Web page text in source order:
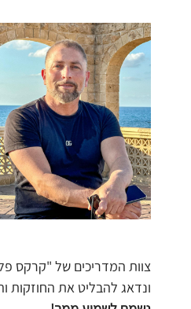
צוות המדריכים של "קרקס
ונדאג להבליט את החוזקות